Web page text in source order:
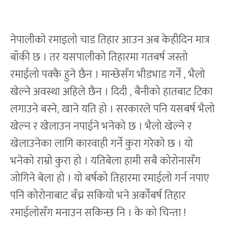
नेपालीको रमाइलो चाड तिहार आउन अब केहीदिन मात्र
बाँकी छ । तर यसपालीको तिहारमा गतबर्ष जस्तो
रमाईलो पक्कै हुने छैन । मान्छेसँग भीडभाड गर्ने , भैलो
खेल्ने अवस्था अहिले छैन । दिदी , बैनीको हातबाट टिका
लगाउने बस्ने, खाने यति हो । सरकारले पनि यसबर्ष भैलो
खेल्न र खेलाउन नपाईने भनेको छ । भैलो खेल्ने र
खेलाउनेका लागि कारवाही गर्ने कुरा गरेको छ । यो
भनेको राम्रो कुरा हो । यतिबेला हामी सबै कोरोनासँग
जोगिने बेला हो । यो बर्षको तिहारमा रमाईलो गर्न नपाए
पनि कोरोनाबाट बँच्न सकियो भने अर्कोबर्ष तिहार
रमाईलोसँग मनाउन सकिन्छ नि । के को चिन्ता !